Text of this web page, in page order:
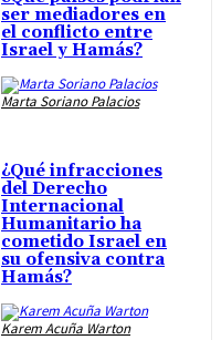
ser mediadores en
el conflicto entre
Israel y Hamás?
Marta Soriano Palacios
¿Qué infracciones
del Derecho
Internacional
Humanitario ha
cometido Israel en
su ofensiva contra
Hamás?
Karem Acuña Warton